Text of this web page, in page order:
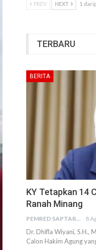
PREV NEXT 1
TERBARU
BERITA
KY Tetapkan 14
Ranah Minang
PEMRED SAPTARIUS 8
Dr. Dhifla Wiyani, S.H.,
Calon Hakim Agung